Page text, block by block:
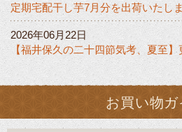
定期宅配干し芋7月分を出荷いたし
2026年06月22日
【福井保久の二十四節気考、夏至】
お買い物ガ